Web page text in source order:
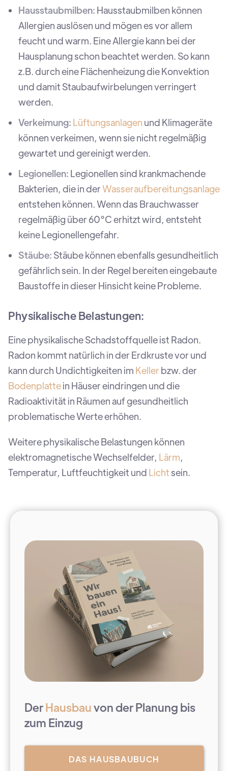
Hausstaubmilben: Hausstaubmilben können
Allergien auslösen und mögen es vor allem
feucht und warm. Eine Allergie kann bei der
Hausplanung schon beachtet werden. So kann
z.B. durch eine Flächenheizung die Konvektion
und damit Staubaufwirbelungen verringert
werden.
Verkeimung: Lüftungsanlagen und Klimageräte
können verkeimen, wenn sie nicht regelmäßig
gewartet und gereinigt werden.
Legionellen: Legionellen sind krankmachende
Bakterien, die in derWasseraufbereitungsanlage
entstehen können. Wenn das Brauchwasser
regelmäßig über 60°C erhitzt wird, entsteht
keine Legionellengefahr.
Stäube: Stäube können ebenfalls gesundheitlich
gefährlich sein. In der Regel bereiten eingebaute
Baustoffe in dieser Hinsicht keine Probleme.
Physikalische Belastungen:
Eine physikalische Schadstoffquelle ist Radon.
Radon kommt natürlich in der Erdkruste vor und
kann durch Undichtigkeiten im Keller bzw. der
Bodenplattein Häuser eindringen und die
Radioaktivität in Räumen auf gesundheitlich
problematische Werte erhöhen.
Weitere physikalische Belastungen können
elektromagnetische Wechselfelder, Lärm,
Temperatur, Luftfeuchtigkeit und Lichtsein.
DerHausbauvon der Planung bis
zum Einzug
DAS HAUSBAUBUCH